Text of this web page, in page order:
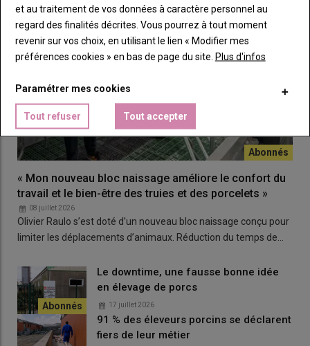
« Mon nouveau bloc naissage améliore le confort du
travail et le bien-être des truies et des porcelets »
08 juillet 2026
Olivier Raulo s’est doté d’un nouveau bloc naissage conçu pour
limiter les déplacements d’animaux. Réduction du temps de…
Le downtime, une fausse bonne idée
en élevage de porcs
17 juillet 2026
91 % des éleveurs porcins se déclarent
fiers de leur métier
et au traitement de vos données à caractère personnel au
regard des finalités décrites. Vous pourrez à tout moment
revenir sur vos choix, en utilisant le lien « Modifier mes
préférences cookies » en bas de page du site. Plus d'infos
Paramétrer mes cookies
Tout refuser Tout accepter